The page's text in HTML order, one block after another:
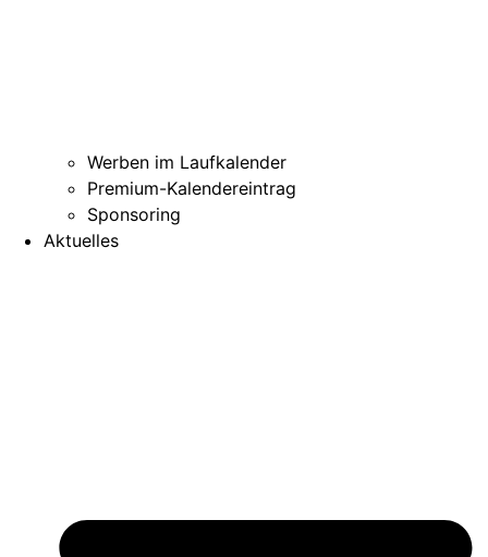
Werben im Laufkalender
Premium-Kalendereintrag
Sponsoring
Aktuelles